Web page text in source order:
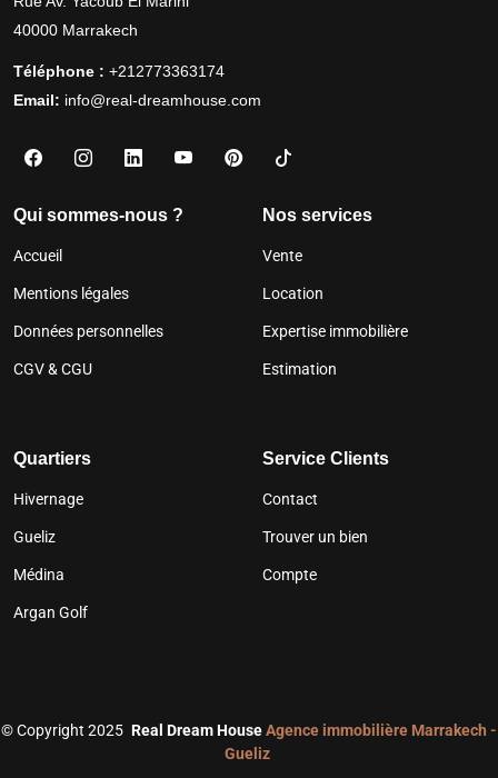
40000 Marrakech
Téléphone : +212773363174
Email: info@real-dreamhouse.com
Qui sommes-nous ?
Accueil
Mentions légales
Données personnelles
CGV & CGU
Nos services
Vente
Location
Expertise immobilière
Estimation
Quartiers
Hivernage
Gueliz
Médina
Argan Golf
Service Clients
Contact
Trouver un bien
Compte
©Copyright 2025 Real Dream HouseAgence immobilière Marrakech -
Gueliz